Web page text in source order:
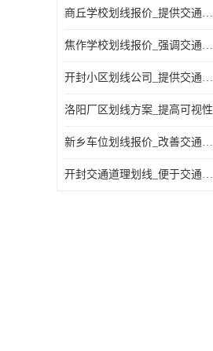
商丘学校划线报价_提供交通信息
焦作学校划线报价_强调交通规则
开封小区划线公司_提供交通信息
洛阳厂区划线方案_提高可视性
新乡车位划线报价_改善交通效率
开封交通道理划线_便于交通管理